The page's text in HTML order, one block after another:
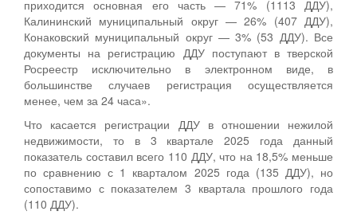
приходится основная его часть — 71% (1113 ДДУ),
Калининский муниципальный округ — 26% (407 ДДУ),
Конаковский муниципальный округ — 3% (53 ДДУ). Все
документы на регистрацию ДДУ поступают в тверской
Росреестр исключительно в электронном виде, в
большинстве случаев регистрация осуществляется
менее, чем за 24 часа».
Что касается регистрации ДДУ в отношении нежилой
недвижимости, то в 3 квартале 2025 года данный
показатель составил всего 110 ДДУ, что на 18,5% меньше
по сравнению с 1 кварталом 2025 года (135 ДДУ), но
сопоставимо с показателем 3 квартала прошлого года
(110 ДДУ).